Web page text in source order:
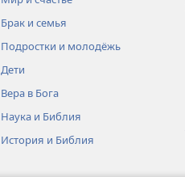
Брак и семья
Подростки и молодёжь
Дети
Вера в Бога
Наука и Библия
История и Библия